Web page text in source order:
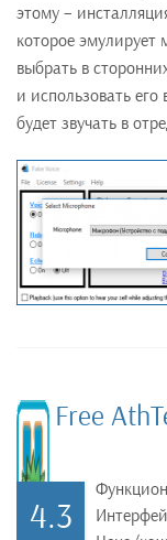
этому –
которое
выбрать в
и использовать
будет звучать в
Free
4.3